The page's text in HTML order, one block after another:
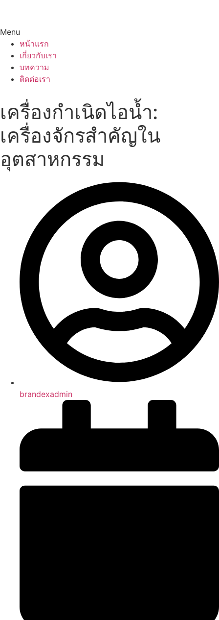
Menu
หน้าแรก
เกี่ยวกับเรา
บทความ
ติดต่อเรา
เครื่องกำเนิดไอน้ำ:
เครื่องจักรสำคัญใน
อุตสาหกรรม
brandexadmin